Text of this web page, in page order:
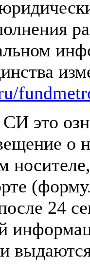
это
о
24